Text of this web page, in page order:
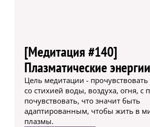
[Медитация #140]
Плазматические энергии
Цель медитации -
со стихией воды, воздуха, огня, с
почувствовать, что значит быть
адаптированным, чтобы жить в
плазмы.